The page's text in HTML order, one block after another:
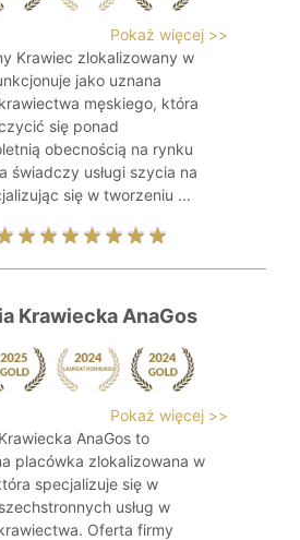
Pokaż więcej >>
Krawiec zlokalizowany w
jako uznana
męskiego, która
się ponad
obecnością na rynku
świadczy usługi szycia na
się w tworzeniu ...
Krawiecka AnaGos
Pokaż więcej >>
AnaGos to
placówka zlokalizowana w
specjalizuje się w
usług w
Oferta firmy